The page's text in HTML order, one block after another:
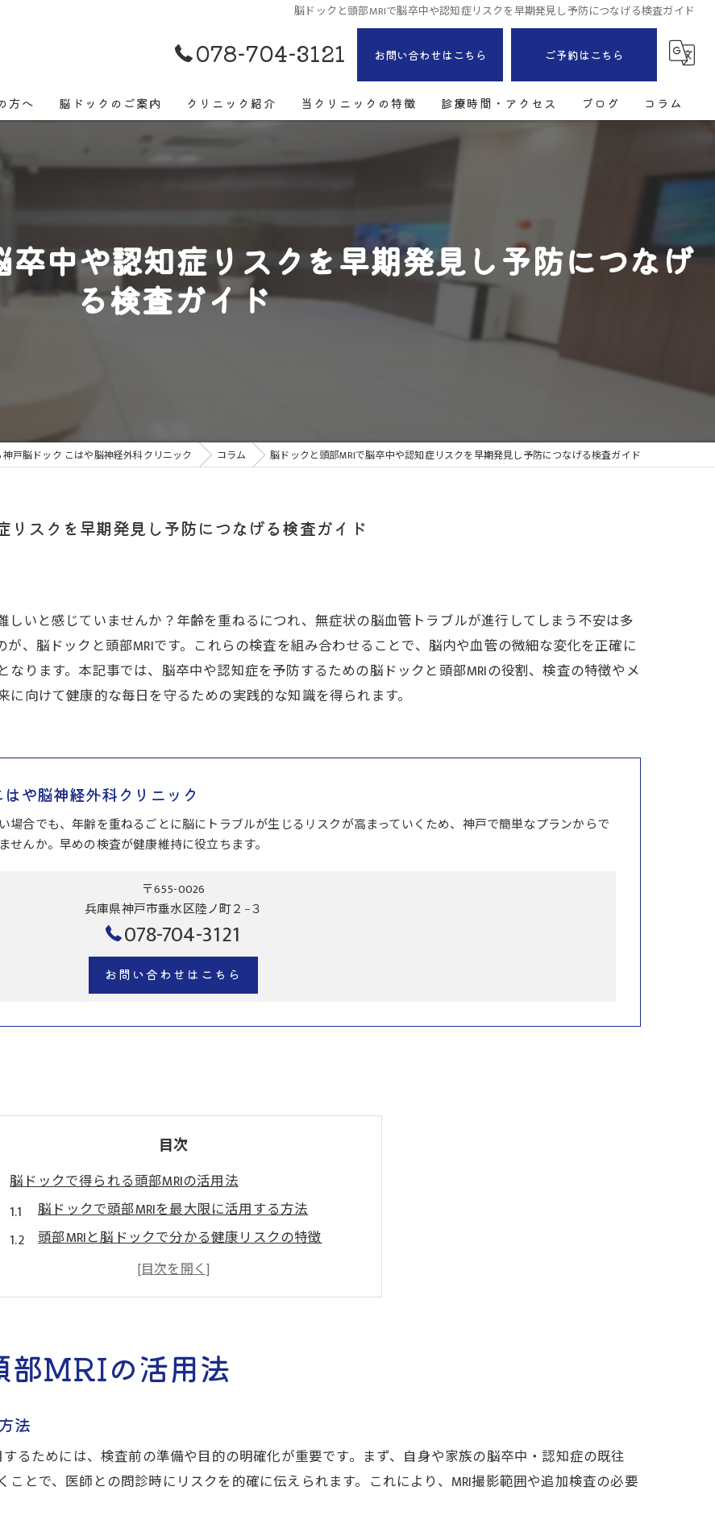
脳ドックと頭部MRIで脳卒中や認知症リスクを早期発見し予防につなげる検査ガイド
078-704-3121 お問い合わせはこちら ご予約はこちら
方へ 脳ドックのご案内 クリニック紹介 当クリニックの特徴
めまい
物忘れ
診療時間・アクセス ブログ コラム
中や認知症リスクを早期発見し予防につなげ
る検査ガイド
戸脳ドック こはや脳神経外科クリニック コラム 脳ドックと頭部MRIで脳卒中や認知症リスクを早期発見し予防につなげる検査ガイド
スクを早期発見し予防につなげる検査ガイド
いと感じていませんか？年齢を重ねるにつれ、無症状の脳血管トラブルが進行してしまう不安は多
、脳ドックと頭部MRIです。これらの検査を組み合わせることで、脳内や血管の微細な変化を正確に
ります。本記事では、脳卒中や認知症を予防するための脳ドックと頭部MRIの役割、検査の特徴やメ
向けて健康的な毎日を守るための実践的な知識を得られます。
や脳神経外科クリニック
場合でも、年齢を重ねるごとに脳にトラブルが生じるリスクが高まっていくため、神戸で簡単なプランからで
せんか。早めの検査が健康維持に役立ちます。
〒655-0026
兵庫県神戸市垂水区陸ノ町２−３
078-704-3121
お問い合わせはこちら
目次
脳ドックで得られる頭部MRIの活用法
脳ドックで頭部MRIを最大限に活用する方法
頭部MRIと脳ドックで分かる健康リスクの特徴
脳ドックの頭部MRIが発見できる疾患の実例
脳ドック受診時に頭部MRIを選ぶべき理由
頭部MRIとMRAが担う予防医療の役割
脳ドックで活用される頭部MRIとMRAの意義とは
脳ドックのMRA検査がリスク予測に与える効果
頭部MRIとMRAの違いを予防医療の視点から解説
部MRIの活用法
法
るためには、検査前の準備や目的の明確化が重要です。まず、自身や家族の脳卒中・認知症の既往
とで、医師との問診時にリスクを的確に伝えられます。これにより、MRI撮影範囲や追加検査の必要